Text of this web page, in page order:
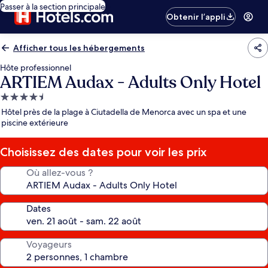
Passer à la section principale
Obtenir l’appli
Afficher tous les hébergements
Hôte professionnel
ARTIEM Audax - Adults Only Hotel
Hébergement
4.5 étoiles
Hôtel près de la plage à Ciutadella de Menorca avec un spa et une
piscine extérieure
Choisissez des dates pour voir les prix
Où allez-vous ?
Dates
Voyageurs